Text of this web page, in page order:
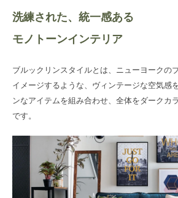
洗練された、統一感ある
モノトーンインテリア
ブルックリンスタイルとは、ニューヨークの
イメージするような、ヴィンテージな空気感
ンなアイテムを組み合わせ、全体をダークカ
です。